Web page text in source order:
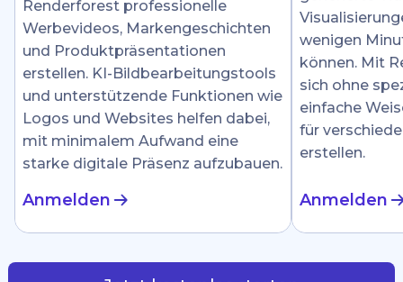
Renderforest professionelle
Werbevideos, Markengeschichten
und Produktpräsentationen
erstellen. KI-Bildbearbeitungstools
und unterstützende Funktionen wie
Logos und Websites helfen dabei,
mit minimalem Aufwand eine
starke digitale Präsenz aufzubauen.
Anmelden
wenigen
können. Mit
sich ohne
einfache
für
erstellen.
Anmelden